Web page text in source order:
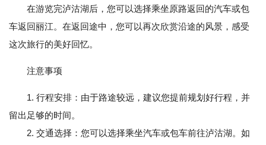
在游览完泸沽湖后，您可以选择乘坐原路返回的汽车或包
车返回丽江。在返回途中，您可以再次欣赏沿途的风景，感受
这次旅行的美好回忆。
注意事项
1. 行程安排：由于路途较远，建议您提前规划好行程，并
留出足够的时间。
2. 交通选择：您可以选择乘坐汽车或包车前往泸沽湖。如